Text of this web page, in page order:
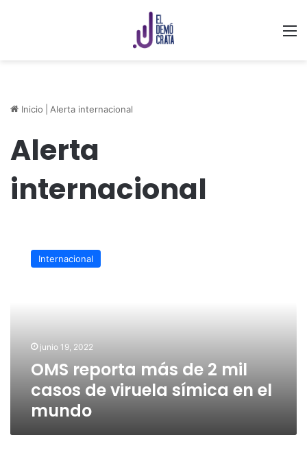
Inicio Alerta internacional
Alerta
internacional
reporta
viruela
símica
mundo
Internacional
junio 19, 2022
OMS reporta más de 2 mil
casos de viruela símica en el
mundo